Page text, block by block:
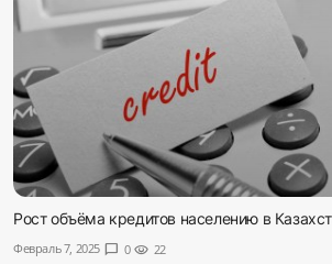
Русский
Рост объёма кредитов населению в
Февраль 7, 2025 chat_bubble 0 visibility 22